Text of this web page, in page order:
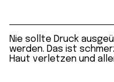
Nie sollte Druck
werden. Das ist
Haut verletzen und